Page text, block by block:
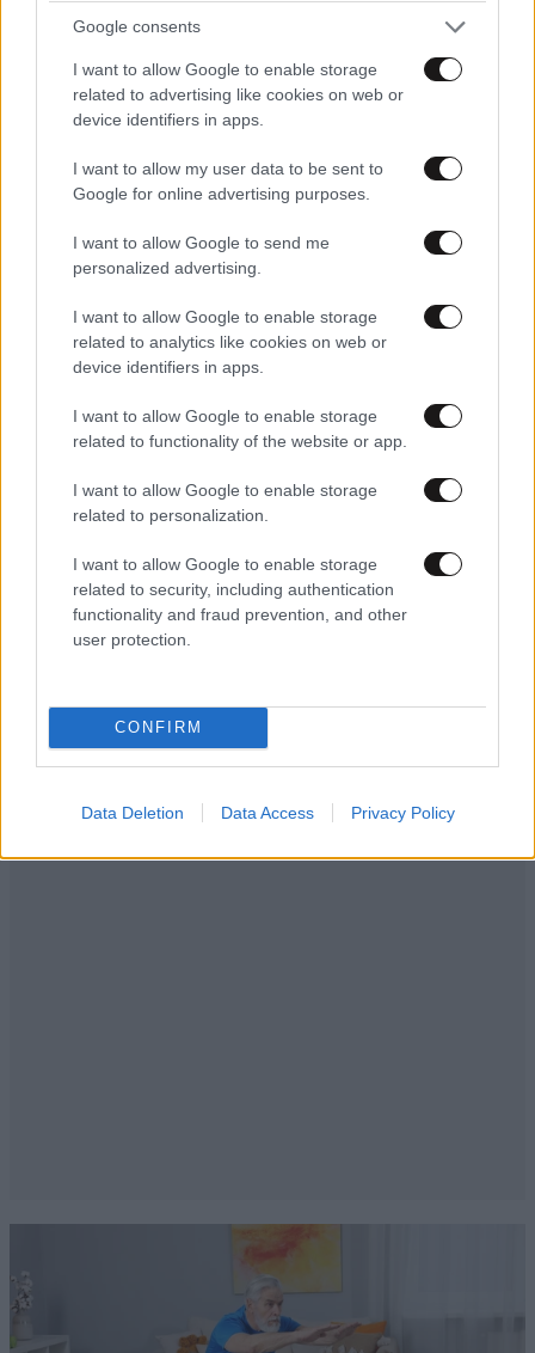
Google consents
I want to allow Google to enable storage
related to advertising like cookies on web or
device identifiers in apps.
I want to allow my user data to be sent to
Google for online advertising purposes.
I want to allow Google to send me
personalized advertising.
I want to allow Google to enable storage
related to analytics like cookies on web or
device identifiers in apps.
I want to allow Google to enable storage
related to functionality of the website or app.
I want to allow Google to enable storage
related to personalization.
I want to allow Google to enable storage
related to security, including authentication
functionality and fraud prevention, and other
user protection.
CONFIRM
Data Deletion Data Access Privacy Policy
LIFESTYLE 08·08·2026 19:12
Εριέττα Κούρκουλου – Τα 33α γενέθλια και τα
ευτυχίας δεδομένη»